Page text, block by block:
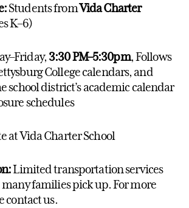
Students fromVida Charter
K–6)
3:30 PM–5:30pm,Follows
College calendars, and
school district’s academic calendar
schedules
at Vida Charter School
Limited transportation services
many families pick up. For more
contact us.